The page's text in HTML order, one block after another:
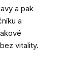
a pak
a
vitality.